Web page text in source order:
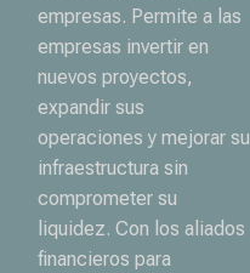
empresas. Permite a las
empresas invertir en
nuevos proyectos,
expandir sus
operaciones y mejorar su
infraestructura sin
comprometer su
liquidez. Con los aliados
financieros para